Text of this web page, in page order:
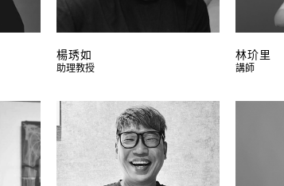
楊琇如
助理教授
林玠里
講師